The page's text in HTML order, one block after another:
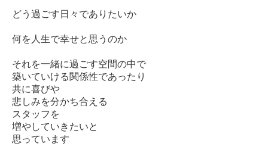
どう過ごす日々でありたいか
何を人生で幸せと思うのか
それを一緒に過ごす空間の中で
築いていける関係性であったり
共に喜びや
悲しみを分かち合える
スタッフを
増やしていきたいと
思っています